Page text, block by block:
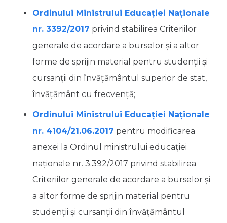
Ordinului Ministrului Educației Naționale
nr. 3392/2017 privind stabilirea Criteriilor
generale de acordare a burselor şi a altor
forme de sprijin material pentru studenţii şi
cursanţii din învăţământul superior de stat,
învăţământ cu frecvenţă;
Ordinului Ministrului Educației Naționale
nr. 4104/21.06.2017 pentru modificarea
anexei la Ordinul ministrului educaţiei
naţionale nr. 3.392/2017 privind stabilirea
Criteriilor generale de acordare a burselor şi
a altor forme de sprijin material pentru
studenţii şi cursanţii din învăţământul